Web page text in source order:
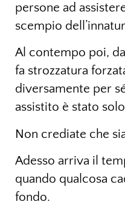
persone ad
scempio
Al contempo poi,
fa strozzatura
diversamente per
assistito è stato
Non crediate che
Adesso arriva il
quando qualcosa
fondo.